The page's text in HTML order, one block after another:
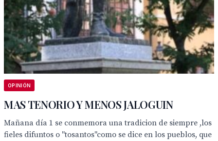
OPINIÓN
MAS TENORIO Y MENOS JALOGUIN
Mañana día 1 se conmemora una tradicion de siempre ,los
fieles difuntos o "tosantos"como se dice en los pueblos, que